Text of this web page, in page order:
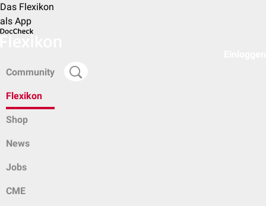
Das Flexikon
als App
Community
Flexikon
Shop
News
Jobs
CME